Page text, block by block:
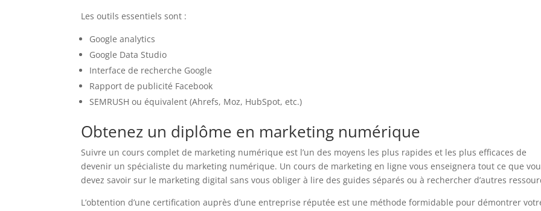
Les outils essentiels sont :
Google analytics
Google Data Studio
Interface de recherche Google
Rapport de publicité Facebook
SEMRUSH ou équivalent (Ahrefs, Moz, HubSpot, etc.)
Obtenez un diplôme en marketing numérique
Suivre un cours complet de marketing numérique est l’un des moyens les plus rapides et les plus efficaces de
devenir un spécialiste du marketing numérique. Un cours de marketing en ligne vous enseignera tout ce que
devez savoir sur le marketing digital sans vous obliger à lire des guides séparés ou à rechercher d’autres
L’obtention d’une certification auprès d’une entreprise réputée est une méthode formidable pour démontrer